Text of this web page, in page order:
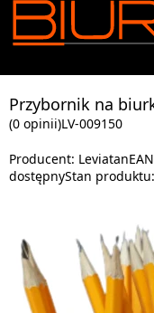
Przybornik na
(0 opinii)LV-009150
Producent: Leviatan
dostępnyStan produktu: